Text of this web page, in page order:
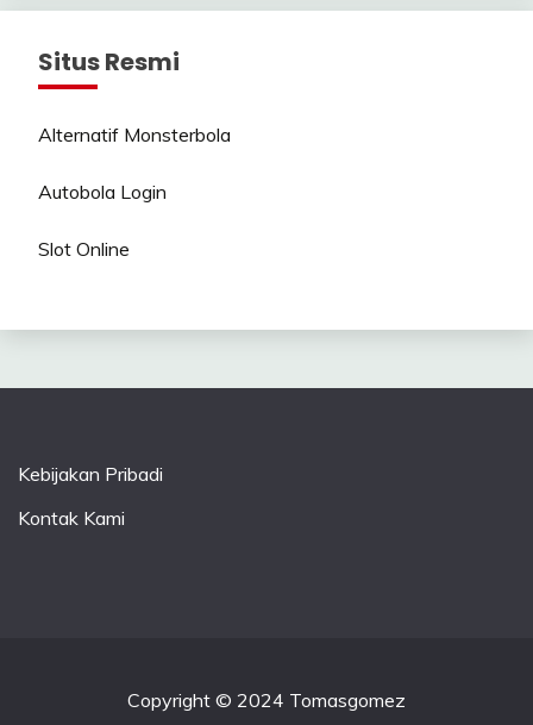
Situs Resmi
Alternatif Monsterbola
Autobola Login
Slot Online
Kebijakan Pribadi
Kontak Kami
Copyright © 2024 Tomasgomez